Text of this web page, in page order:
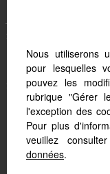
Les Thuiles (04400)
Uvernet Fours (04400)
Saint Pons (04400)
Larche (04530)
Faucon De Barcelonnette
Meolans Revel (04340)
Nous utiliserons
pour lesquelles
pouvez les
rubrique "Gérer
l'exception des
Pour plus
veuillez consulter
données.